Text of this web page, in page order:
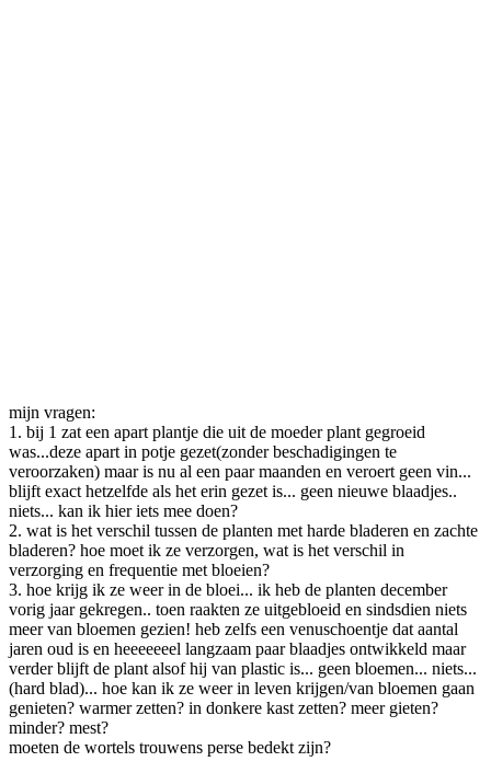
mijn vragen:
1. bij 1 zat een apart plantje die uit de moeder plant gegroeid
was...deze apart in potje gezet(zonder beschadigingen te
veroorzaken) maar is nu al een paar maanden en veroert geen vin...
blijft exact hetzelfde als het erin gezet is... geen nieuwe blaadjes..
niets... kan ik hier iets mee doen?
2. wat is het verschil tussen de planten met harde bladeren en zachte
bladeren? hoe moet ik ze verzorgen, wat is het verschil in
verzorging en frequentie met bloeien?
3. hoe krijg ik ze weer in de bloei... ik heb de planten december
vorig jaar gekregen.. toen raakten ze uitgebloeid en sindsdien niets
meer van bloemen gezien! heb zelfs een venuschoentje dat aantal
jaren oud is en heeeeeeel langzaam paar blaadjes ontwikkeld maar
verder blijft de plant alsof hij van plastic is... geen bloemen... niets...
(hard blad)... hoe kan ik ze weer in leven krijgen/van bloemen gaan
genieten? warmer zetten? in donkere kast zetten? meer gieten?
minder? mest?
moeten de wortels trouwens perse bedekt zijn?